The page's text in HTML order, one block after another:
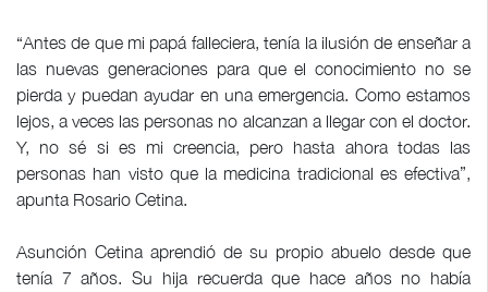
“Antes de que mi papá falleciera, tenía la ilusión de enseñar a
las nuevas generaciones para que el conocimiento no se
pierda y puedan ayudar en una emergencia. Como estamos
lejos, a veces las personas no alcanzan a llegar con el doctor.
Y, no sé si es mi creencia, pero hasta ahora todas las
personas han visto que la medicina tradicional es efectiva”,
apunta Rosario Cetina.
Asunción Cetina aprendió de su propio abuelo desde que
tenía 7 años. Su hija recuerda que hace años no había